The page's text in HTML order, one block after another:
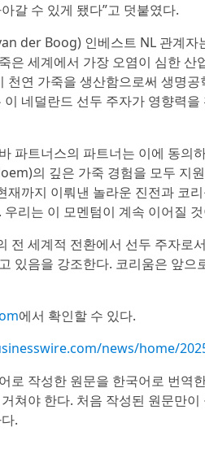
갈 수 있게 됐다”고 덧붙였다.
der Boog) 인베스트 NL 관계자
은 세계에서 가장 오염이 심한 산
천연 가죽을 생산함으로써 생명
네덜란드 선두 주자가 영향력
파트너스의 파트너는 이에 동의
의 깊은 가죽 경험을 모두 지
재까지 이뤄낸 놀라운 진전과 코
리는 이 모멘텀이 계속 이어질
전 세계적 전환에서 선두 주자로
있음을 강조한다. 코리움은 앞으
에서 확인할 수 있다.
news/home/
로 작성한 원문을 한국어로 번역
쳐야 한다. 처음 작성된 원문만
.